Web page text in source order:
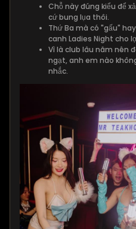
Chỗ này đúng kiểu để
cứ bung lụa thôi.
Thứ Ba mà có "gấu"
canh Ladies Night cho
Vì là club lâu năm nên
ngạt, anh em nào
nhắc.